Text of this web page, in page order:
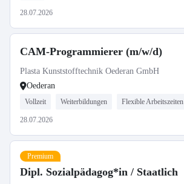
28.07.2026
CAM-Programmierer (m/w/d)
Plasta Kunststofftechnik Oederan GmbH
Oederan
Vollzeit Weiterbildungen Flexible Arbeitszeiten
28.07.2026
Premium
Dipl. Sozialpädagog*in / Staatlich